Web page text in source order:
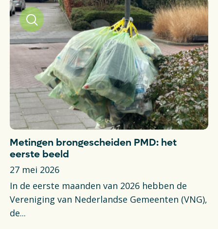
Metingen brongescheiden PMD: het
eerste beeld
27 mei 2026
In de eerste maanden van 2026 hebben de
Vereniging van Nederlandse Gemeenten (VNG),
de...